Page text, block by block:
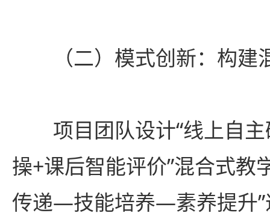
（二）模式创新：构
项目团队设计“线上自
操+课后智能评价”混合式教
传递—技能培养—素养提升”